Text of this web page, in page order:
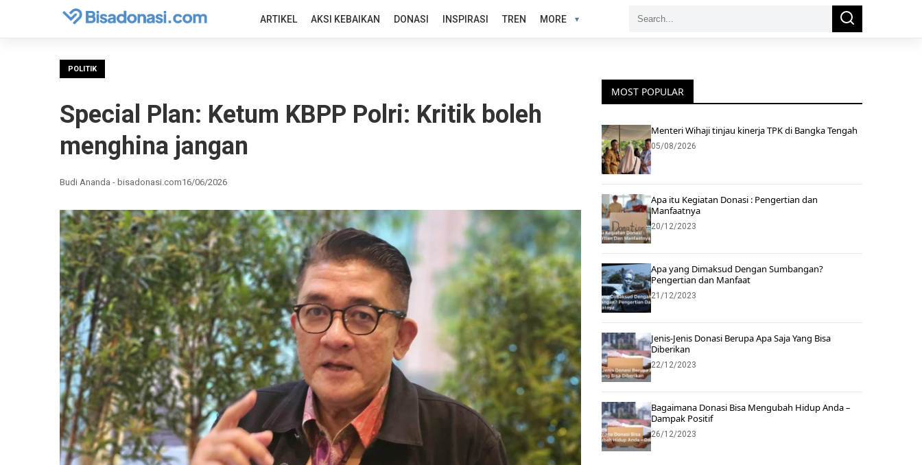
ARTIKEL AKSI KEBAIKAN DONASI INSPIRASI TREN MORE
Search
Search
POLITIK
Special Plan: Ketum KBPP Polri: Kritik boleh
menghina jangan
Budi Ananda - bisadonasi.com16/06/2026
MOST POPULAR
Menteri Wihaji tinjau kinerja TPK di Bangka Tengah
05/08/2026
Apa itu Kegiatan Donasi : Pengertian dan
Manfaatnya
20/12/2023
Apa yang Dimaksud Dengan Sumbangan?
Pengertian dan Manfaat
21/12/2023
Jenis-Jenis Donasi Berupa Apa Saja Yang Bisa
Diberikan
22/12/2023
Bagaimana Donasi Bisa Mengubah Hidup Anda –
Dampak Positif
26/12/2023